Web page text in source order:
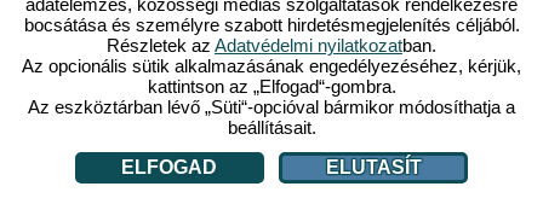
csak
bocsátása és személyre szabott hirdetésmegjelenítés céljából.
Részletek az Adatvédelmi nyilatkozatban.
Az opcionális sütik alkalmazásának engedélyezéséhez, kérjük,
kattintson az „Elfogad“-gombra.
Az eszköztárban lévő „Süti“-opcióval bármikor módosíthatja a
beállításait.
ELFOGAD
ELUTASÍT